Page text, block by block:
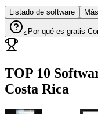
Listado de software
¿Por qué es gratis
TOP 10
Costa Rica